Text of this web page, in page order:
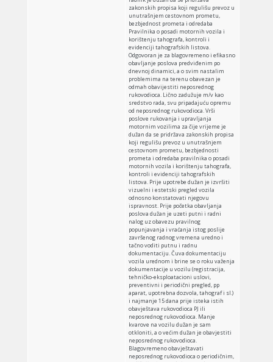
zakonskih propisa koji regulišu prevoz u
unutrašnjem cestovnom prometu,
bezbjednost prometa i odredaba
Pravilnika o posadi motornih vozila i
korištenju tahografa, kontroli i
evidenciji tahografskih listova.
Odgovoran je za blagovremeno i efikasno
obavljanje poslova predviđenim po
dnevnoj dinamici, a o svim nastalim
problemima na terenu obavezan je
odmah obavijestiti neposrednog
rukovodioca. Lično zadužuje m/v kao
sredstvo rada, svu pripadajuću opremu
od neposrednog rukovodioca. Vrši
poslove rukovanja i upravljanja
motornim vozilima za čije vrijeme je
dužan da se pridržava zakonskih propisa
koji regulišu prevoz u unutrašnjem
cestovnom prometu, bezbjednosti
prometa i odredaba pravilnika o posadi
motornih vozila i korištenju tahografa,
kontroli i evidenciji tahografskih
listova. Prije upotrebe dužan je izvršiti
vizuelni i estetski pregled vozila
odnosno konstatovati njegovu
ispravnost. Prije početka obavljanja
poslova dužan je uzeti putni i radni
nalog uz obavezu pravilnog
popunjavanja i vraćanja istog poslije
završenog radnog vremena uredno i
tačno voditi putnu i radnu
dokumentaciju. Čuva dokumentaciju
vozila urednom i brine se o roku važenja
dokumentacije u vozilu (registracija,
tehničko-eksploatacioni uslovi,
preventivni i periodični pregled, pp
aparat, upotrebna dozvola, tahograf i sl.)
i najmanje 15 dana prije isteka istih
obavještava rukovodioca PJ ili
neposrednog rukovodioca. Manje
kvarove na vozilu dužan je sam
otkloniti, a o većim dužan je obavjestiti
neposrednog rukovodioca.
Blagovremeno obavještavati
neposrednog rukovodioca o periodičnim,